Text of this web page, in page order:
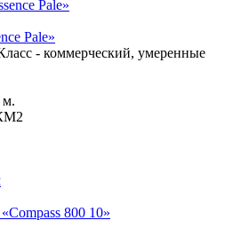
Pale»
- коммерческий, умеренные
м.